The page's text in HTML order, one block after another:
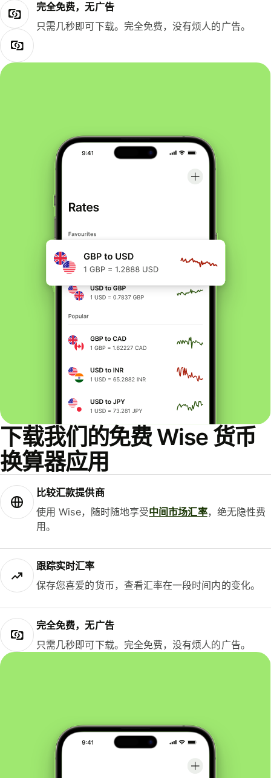
完全免费，无广告
只需几秒即可下载。完全免费，没有烦人的广告。
下载我们的免费 Wise 货币
换算器应用
比较汇款提供商
使用 Wise，随时随地享受中间市场汇率，绝无隐性费
用。
跟踪实时汇率
保存您喜爱的货币，查看汇率在一段时间内的变化。
完全免费，无广告
只需几秒即可下载。完全免费，没有烦人的广告。